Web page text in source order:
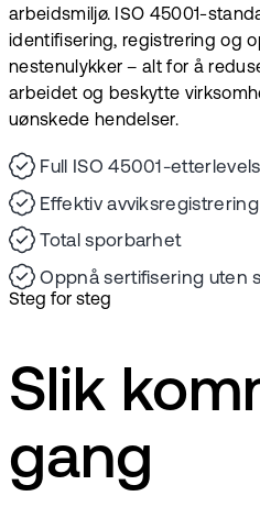
arbeidsmiljø. ISO 45001-
identifisering, registrering og
nestenulykker – alt for å
arbeidet og beskytte
uønskede hendelser.
Full ISO 45001-
Effektiv avviksregistrering
Total sporbarhet
Oppnå sertifisering uten
Steg for steg
Slik
gang